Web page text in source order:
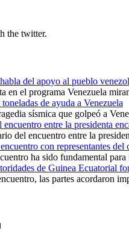
the twitter.
del apoyo al pueblo
en el programa Venezuela
de ayuda a Venezuela
sísmica que golpeó a
encuentro entre la presidenta
del encuentro entre la
con representantes
ha sido fundamental
de Guinea Ecuatorial
las partes acordaron